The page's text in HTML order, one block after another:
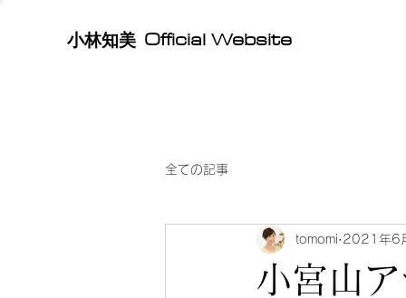
Official Website
​小林知美
全ての記事
小宮山
tomomi 2021年6